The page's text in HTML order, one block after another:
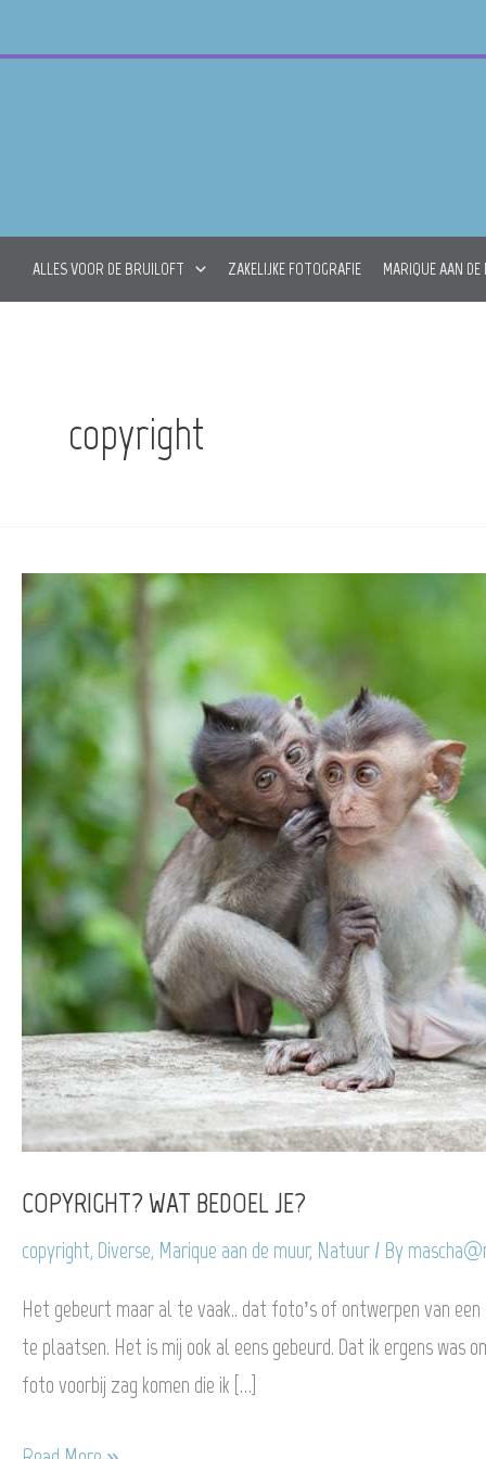
to
ALLES VOOR DE BRUILOFT ZAKELIJKE FOTOGRAFIE MARIQUE AAN DE
copyright
COPYRIGHT? WAT BEDOEL JE?
copyright, Diverse, Marique aan de muur, Natuur / By
Het gebeurt maar al te vaak.. dat foto’s of ontwerpen van
te plaatsen. Het is mij ook al eens gebeurd. Dat ik ergens
foto voorbij zag komen die ik […]